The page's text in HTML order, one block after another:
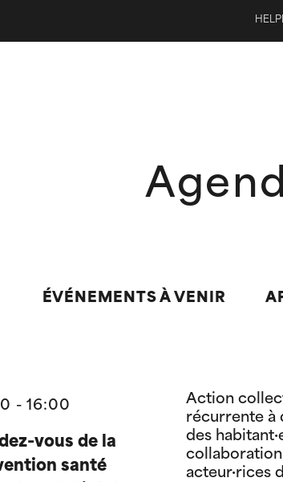
ÉVÉNEMENTS À VENIR
- 16:00
vous de la
santé
Action
récurrente à
des
acteur·rices